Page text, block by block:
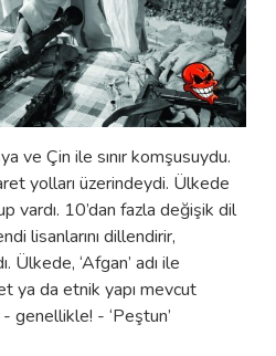
ve Çin ile sınır komşusuydu.
yolları üzerindeydi. Ülkede
vardı. 10’dan fazla değişik dil
lisanlarını dillendirir,
Ülkede, ‘Afgan’ adı ile
ya da etnik yapı mevcut
genellikle! - ‘Peştun’